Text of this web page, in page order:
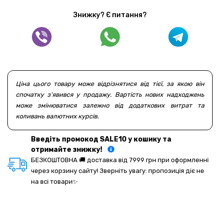
Знижку? Є питання?
Ціна цього товару може відрізнятися від тієї, за якою він
спочатку з'явився у продажу. Вартість нових надходжень
може змінюватися залежно від додаткових витрат та
коливань валютних курсів.
Введіть промокод SALE10 у кошику та
отримайте знижку!
БЕЗКОШТОВНА 🚚 доставка від 7999 грн при оформленні
через корзину сайту! Зверніть увагу: пропозиція діє не
на всі товари✨